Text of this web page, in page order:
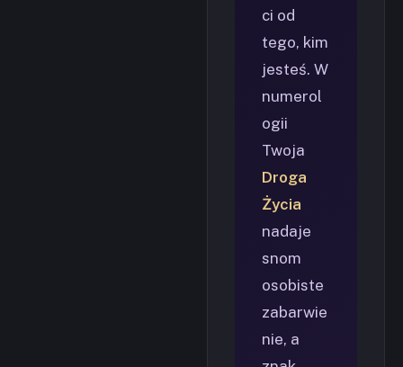
ci od
tego, kim
jesteś. W
numerol
ogii
Twoja
Droga
Życia
nadaje
snom
osobiste
zabarwie
nie, a